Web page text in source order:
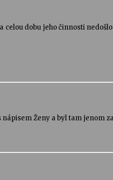
celou dobu jeho činnosti
nápisem Ženy a byl tam jenom